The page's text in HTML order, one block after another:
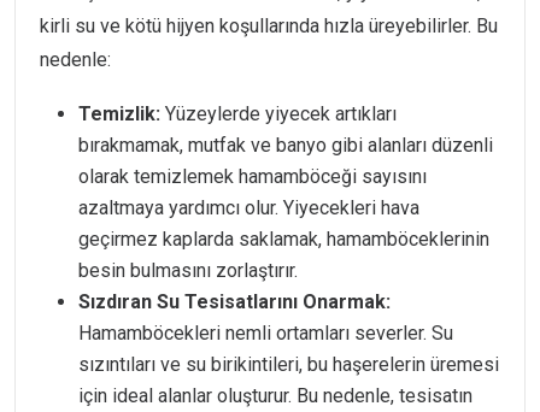
kirli su ve kötü hijyen koşullarında hızla üreyebilirler. Bu
nedenle:
Temizlik: Yüzeylerde yiyecek artıkları
bırakmamak, mutfak ve banyo gibi alanları düzenli
olarak temizlemek hamamböceği sayısını
azaltmaya yardımcı olur. Yiyecekleri hava
geçirmez kaplarda saklamak, hamamböceklerinin
besin bulmasını zorlaştırır.
Sızdıran Su Tesisatlarını Onarmak:
Hamamböcekleri nemli ortamları severler. Su
sızıntıları ve su birikintileri, bu haşerelerin üremesi
için ideal alanlar oluşturur. Bu nedenle, tesisatın